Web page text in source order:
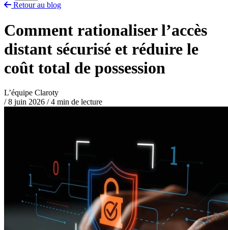
Retour au blog
Comment rationaliser l’accès
distant sécurisé et réduire le
coût total de possession
L’équipe Claroty
/ 8 juin 2026 /4 min de lecture